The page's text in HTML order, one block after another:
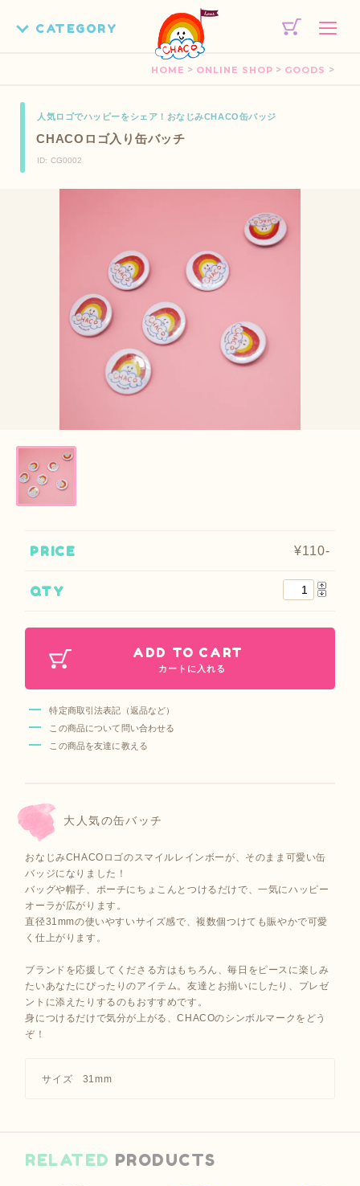
HOME > ONLINE SHOP > GOODS >
人気ロゴでハッピーをシェア！おなじみCHACO缶バッジ
CHACOロゴ入り缶バッチ
ID: CG0002
PRICE ¥110-
QTY
ADD TO CART
カートに入れる
特定商取引法表記（返品など）
この商品について問い合わせる
この商品を友達に教える
大人気の缶バッチ
おなじみCHACOロゴのスマイルレインボーが、そのまま可愛い缶
バッジになりました！
バッグや帽子、ポーチにちょこんとつけるだけで、一気にハッピー
オーラが広がります。
直径31mmの使いやすいサイズ感で、複数個つけても賑やかで可愛
く仕上がります。
ブランドを応援してくださる方はもちろん、毎日をピースに楽しみ
たいあなたにぴったりのアイテム。友達とお揃いにしたり、プレゼ
ントに添えたりするのもおすすめです。
身につけるだけで気分が上がる、CHACOのシンボルマークをどう
ぞ！
サイズ 31mm
RELATED PRODUCTS